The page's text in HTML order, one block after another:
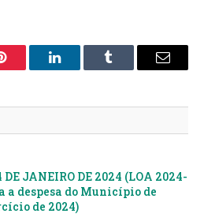
Pinterest LinkedInTumblr
E-
DE JANEIRO DE 2024 (LOA 2024-
a despesa do Município de
de 2024)